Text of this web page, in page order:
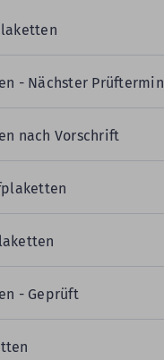
- Nächster Prüftermin
nach Vorschrift
- Geprüft